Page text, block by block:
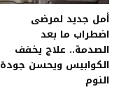
أمل جديد لمرضى
اضطراب ما بعد
الصدمة.. علاج يخفف
الكوابيس ويحسن جودة
النوم